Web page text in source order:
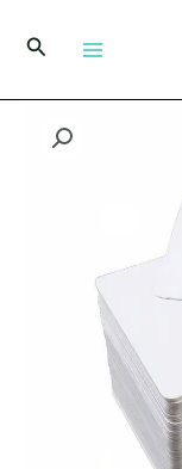
البحث